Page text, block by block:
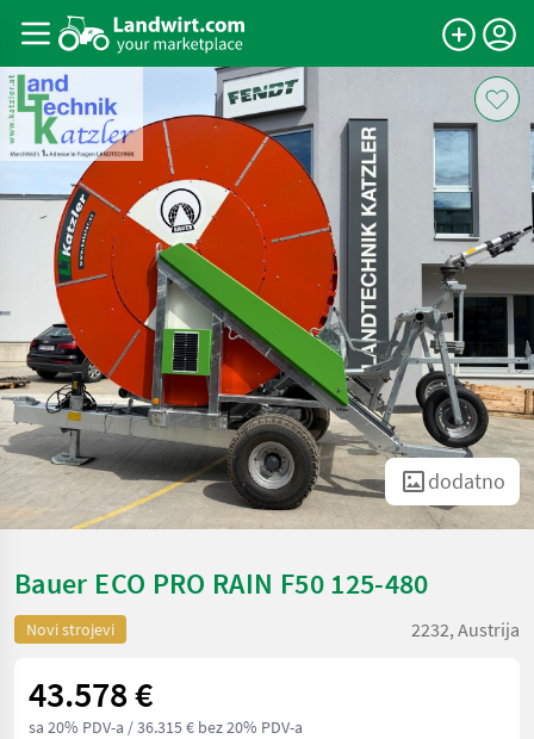
dodatno
Bauer ECO PRO RAIN F50 125-480
Novi strojevi 2232, Austrija
43.578 €
sa 20% PDV-a / 36.315 € bez 20% PDV-a